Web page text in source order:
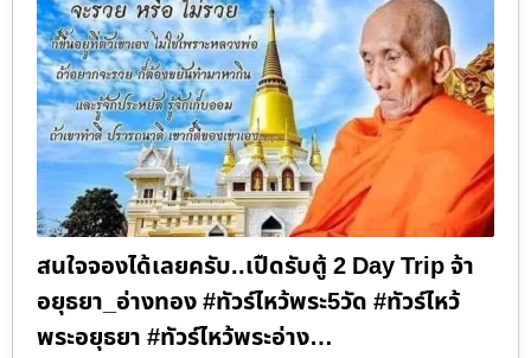
สนใจจองได้เลยครับ..เปืดรับตู้ 2 Day Trip จ้า
อยุธยา_อ่างทอง #ทัวร์ไหว้พระ5วัด #ทัวร์ไหว้
พระอยุธยา #ทัวร์ไหว้พระอ่าง…